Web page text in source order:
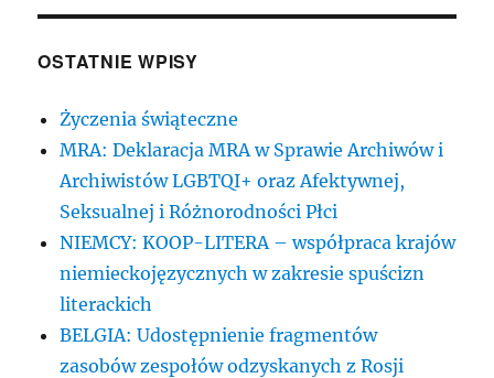
OSTATNIE WPISY
Życzenia świąteczne
MRA: Deklaracja MRA w Sprawie Archiwów i
Archiwistów LGBTQI+ oraz Afektywnej,
Seksualnej i Różnorodności Płci
NIEMCY: KOOP-LITERA – współpraca krajów
niemieckojęzycznych w zakresie spuścizn
literackich
BELGIA: Udostępnienie fragmentów
zasobów zespołów odzyskanych z Rosji